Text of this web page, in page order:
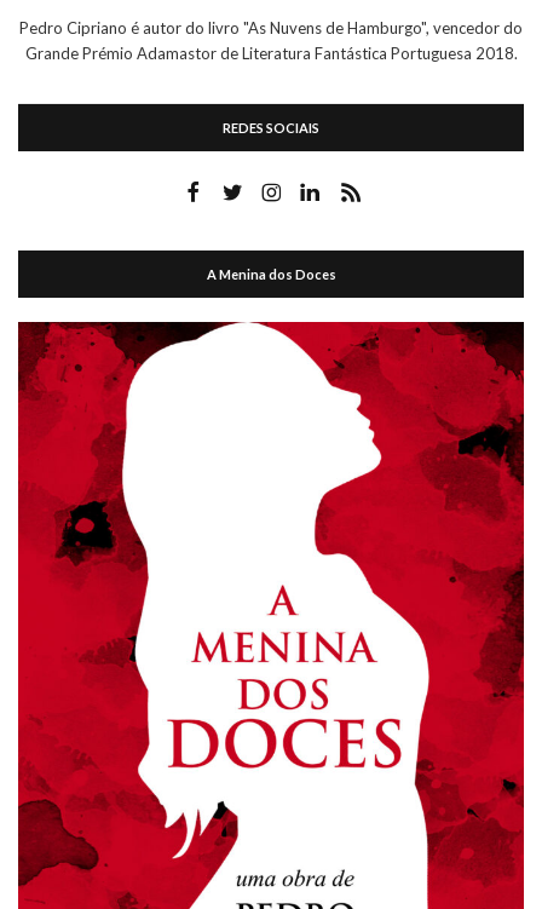
Pedro Cipriano é autor do livro "As Nuvens de Hamburgo", vencedor do
Grande Prémio Adamastor de Literatura Fantástica Portuguesa 2018.
REDES SOCIAIS
A Menina dos Doces